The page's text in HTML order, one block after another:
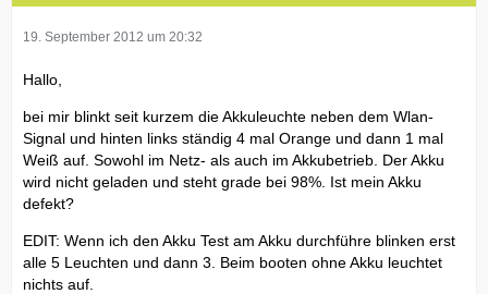
19. September 2012 um 20:32
Hallo,
bei mir blinkt seit kurzem die Akkuleuchte neben dem Wlan-
Signal und hinten links ständig 4 mal Orange und dann 1 mal
Weiß auf. Sowohl im Netz- als auch im Akkubetrieb. Der Akku
wird nicht geladen und steht grade bei 98%. Ist mein Akku
defekt?
EDIT: Wenn ich den Akku Test am Akku durchführe blinken erst
alle 5 Leuchten und dann 3. Beim booten ohne Akku leuchtet
nichts auf.